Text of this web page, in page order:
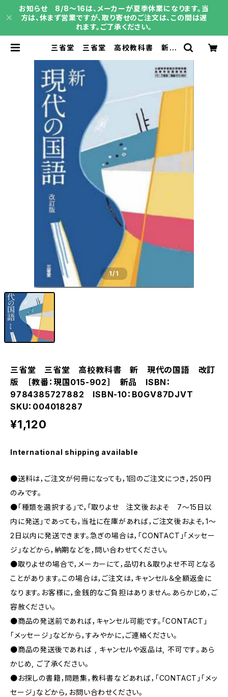
お知らせ 8/8～16は、メーカーが夏季休業になります。当
方は、休まず営業ですが、取り寄せのご注文は、この間は遅
れます。ご了承ください。
三省堂 三省堂 高校教科書 新
5-902］ 新品 ISBN：9784385
727882 ISBN-10：B0GV87DJ
VT SKU：004018287 | 育之書
店（いくのしょてん）
1/1
三省堂 三省堂 高校教科書 新 現代の国語 改訂
版 ［教番：現国015-902］ 新品 ISBN：
9784385727882 ISBN-10：B0GV87DJVT
SKU：004018287
¥1,120
International shipping available
●送料は，ご注文が何冊になっても，1回のご注文につき，250円
のみです。
●「種類を選択する」で，「取りよせ 注文後およそ 7〜15日以
内に発送」であっても，当社に在庫があれば，ご注文後およそ，1〜
2日以内に発送できます。急ぎの場合は，「CONTACT」「メッセー
ジ」などから，納期などを，問い合わせてください。
●取りよせの場合で，メーカーにて，品切れ＆取りよせ不可となる
ことがあります。この場合は，ご注文は，キャンセル＆全額返金に
なります。お客様に，金銭的なご負担はありません。あらかじめ，ご
容赦ください。
●商品の発送前であれば，キャンセル可能です。「CONTACT」
「メッセージ」などから，すみやかに，ご連絡ください。
●商品の発送後であれば , キャンセルや返品は, 不可です｡あら
かじめ, ご了承ください｡
●お探しの書籍，問題集，教科書などあれば，「CONTACT」「メッ
セージ」などから，お問い合わせください。